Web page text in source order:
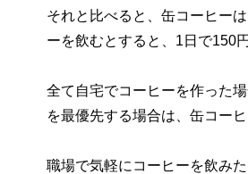
それと比べると、缶コーヒー
ーを飲むとすると、1日で150
全て自宅でコーヒーを作った
を最優先する場合は、缶コー
職場で気軽にコーヒーを飲み